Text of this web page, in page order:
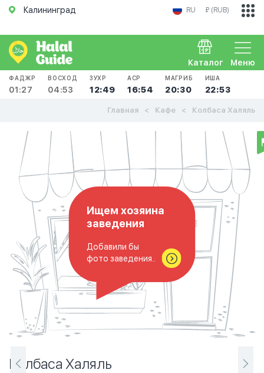
Калининград RU ₽ (RUB)
Меню
Каталог
ФАДЖР
01:27
ВОСХОД
04:53
ЗУХР
12:49
АСР
16:54
МАГРИБ
20:30
ИША
22:53
Главная Кафе Колбаса Халяль
Ищем хозяина
заведения
Добавили бы
фото заведения..
Колбаса Халяль